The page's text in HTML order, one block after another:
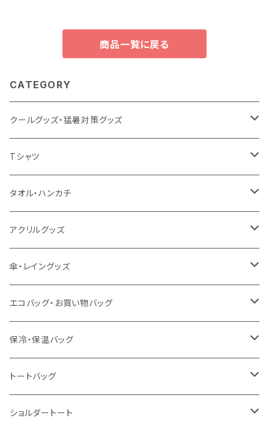
商品一覧に戻る
CATEGORY
クールグッズ・猛暑対策グッズ
扇風機
うちわ
猛暑グッズ
冷感グッズ
Tシャツ
カスタムプリントTシャツ（国内プリント）
イージーオーダーTシャツ（海外生産）
タオル・ハンカチ
名入れタオル
今治タオル
泉州おくばりタオル
冷感タオル
ハンカチ
アクリルグッズ
キーホルダー
スタンド
バッジ
ライティングスタンド
アクリル雑貨
傘・レイングッズ
傘
ポンチョ
エコバッグ・お買い物バッグ
ポリエステル
フェアトレードコットン
ジュートコットン
保冷・保温バッグ
キャンパス
デニム
トートバッグ
オーガニックコットン
ショルダートート